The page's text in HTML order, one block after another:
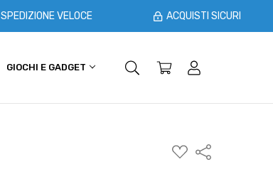
SPEDIZIONE VELOCE ACQUISTI SICURI
GIOCHI E GADGET SHOPPER E CASA
AGGIUNGI
ALLA
Condividi